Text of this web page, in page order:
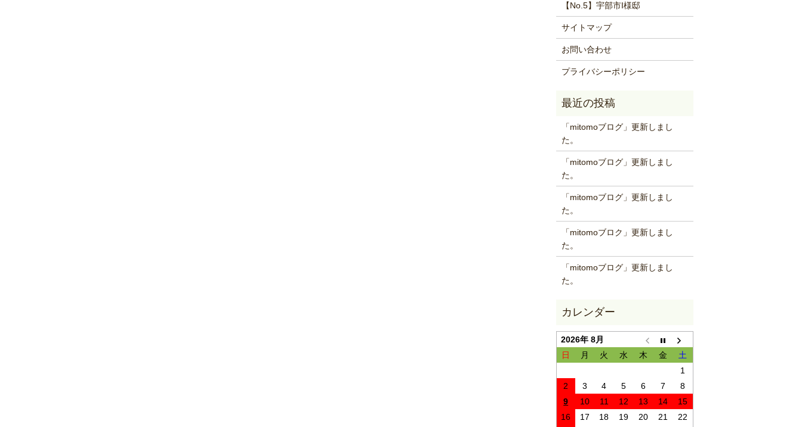
【No.5】宇部市I様邸
サイトマップ
お問い合わせ
プライバシーポリシー
「mitomoブログ」更新しまし
た。
「mitomoブログ」更新しまし
た。
「mitomoブログ」更新しまし
た。
「mitomoブロク」更新しまし
た。
「mitomoブログ」更新しまし
た。
2026年 8月
日
月 火 水 木 金
土
1
2
3 4 5 6 7
8
9
10 11 12 13 14
15
16
17 18 19 20 21
22